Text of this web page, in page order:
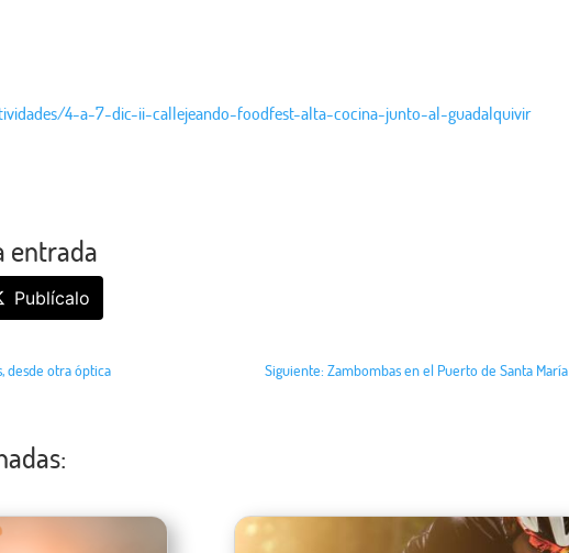
4-a-7-dic-ii-callejeando-foodfest-alta-cocina-junto-al-guadalquivir
entrada
Publícalo
desde otra óptica Siguiente: Zambombas en el Puerto de Santa María